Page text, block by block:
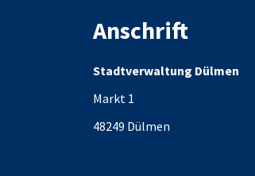
Anschrift
Stadtverwaltung Dülmen
Markt 1
48249 Dülmen